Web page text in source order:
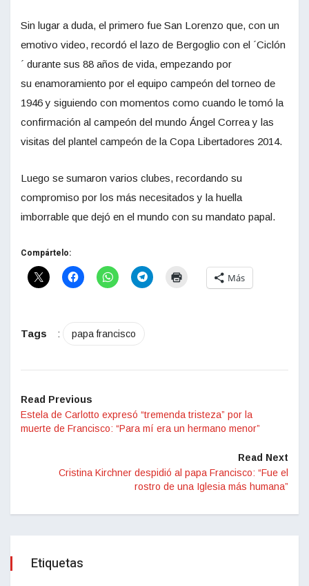
Sin lugar a duda, el primero fue San Lorenzo que, con un
emotivo video, recordó el lazo de Bergoglio con el ´Ciclón
´ durante sus 88 años de vida, empezando por
su enamoramiento por el equipo campeón del torneo de
1946 y siguiendo con momentos como cuando le tomó la
confirmación al campeón del mundo Ángel Correa y las
visitas del plantel campeón de la Copa Libertadores 2014.
Luego se sumaron varios clubes, recordando su
compromiso por los más necesitados y la huella
imborrable que dejó en el mundo con su mandato papal.
Compártelo:
Más
Tags : papa francisco
Read Previous
Estela de Carlotto expresó “tremenda tristeza” por la
muerte de Francisco: “Para mí era un hermano menor”
Read Next
Cristina Kirchner despidió al papa Francisco: “Fue el
rostro de una Iglesia más humana”
Etiquetas